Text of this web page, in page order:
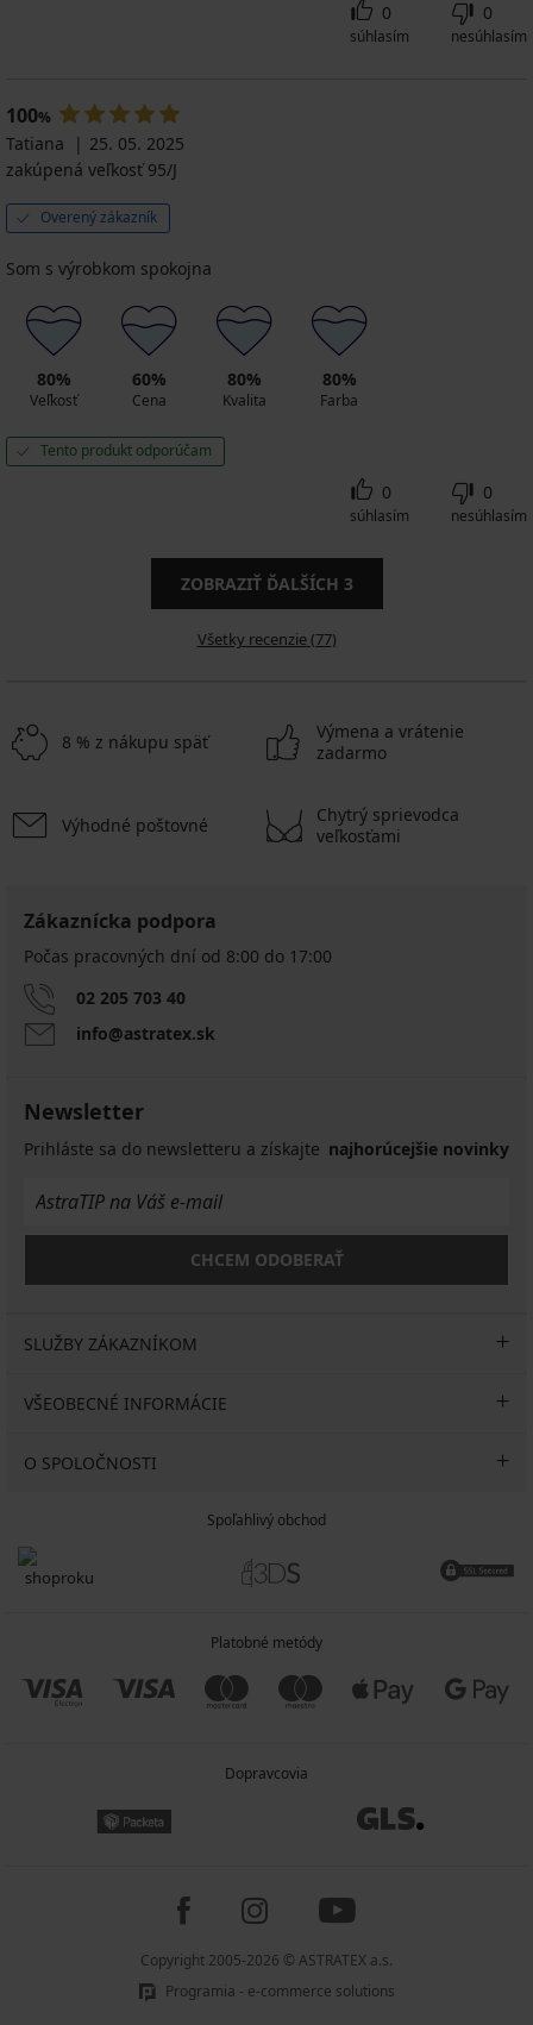
0
súhlasím
0
nesúhlasím
100%
Tatiana
25. 05. 2025
zakúpená veľkosť 95/J
Overený zákazník
Som s výrobkom spokojna
80%
Veľkosť
60%
Cena
80%
Kvalita
80%
Farba
Tento produkt odporúčam
0
súhlasím
0
nesúhlasím
ZOBRAZIŤ ĎALŠÍCH 3
Všetky recenzie (77)
8 % z nákupu späť
Výmena a vrátenie
zadarmo
Výhodné poštovné
Chytrý sprievodca
veľkosťami
Zákaznícka podpora
Počas pracovných dní od 8:00 do 17:00
02 205 703 40
info@astratex.sk
Newsletter
Prihláste sa do newsletteru a získajte najhorúcejšie novinky
CHCEM ODOBERAŤ
SLUŽBY ZÁKAZNÍKOM
VŠEOBECNÉ INFORMÁCIE
O SPOLOČNOSTI
Spoľahlivý obchod
Platobné metódy
Dopravcovia
Copyright 2005-2026 © ASTRATEX a.s.
Programia - e-commerce solutions